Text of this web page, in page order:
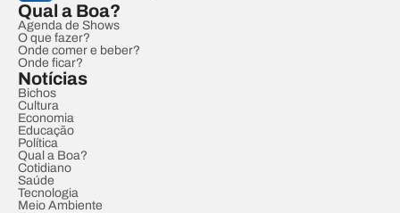
Qual a Boa?
Agenda de Shows
O que fazer?
Onde comer e beber?
Onde ficar?
Notícias
Bichos
Cultura
Economia
Educação
Política
Qual a Boa?
Cotidiano
Saúde
Tecnologia
Meio Ambiente